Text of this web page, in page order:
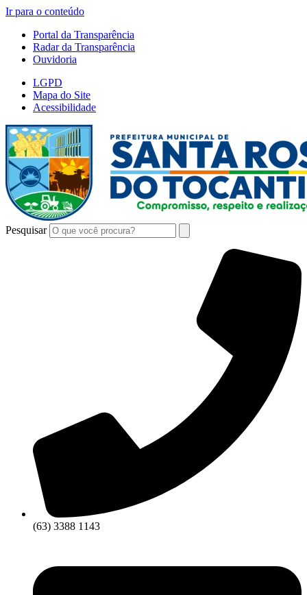
Ir para o conteúdo
Portal da Transparência
Radar da Transparência
Ouvidoria
LGPD
Mapa do Site
Acessibilidade
Pesquisar
(63) 3388 1143